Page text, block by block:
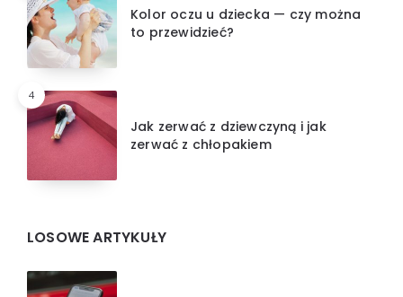
Kolor oczu u dziecka — czy można
to przewidzieć?
4
Jak zerwać z dziewczyną i jak
zerwać z chłopakiem
LOSOWE ARTYKUŁY